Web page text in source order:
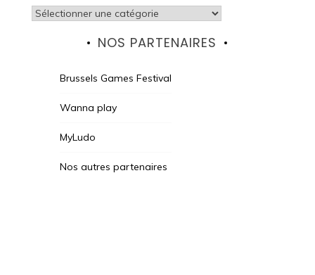
Catégories
NOS PARTENAIRES
Brussels Games Festival
Wanna play
MyLudo
Nos autres partenaires